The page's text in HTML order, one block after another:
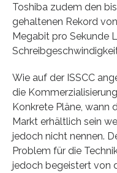
Toshiba zudem den
gehaltenen Rekord
Megabit pro Sekunde
Wie auf der ISSCC
die
Konkrete Pläne, wann
Markt erhältlich sein
jedoch nicht nennen.
Problem für die
jedoch begeistert von